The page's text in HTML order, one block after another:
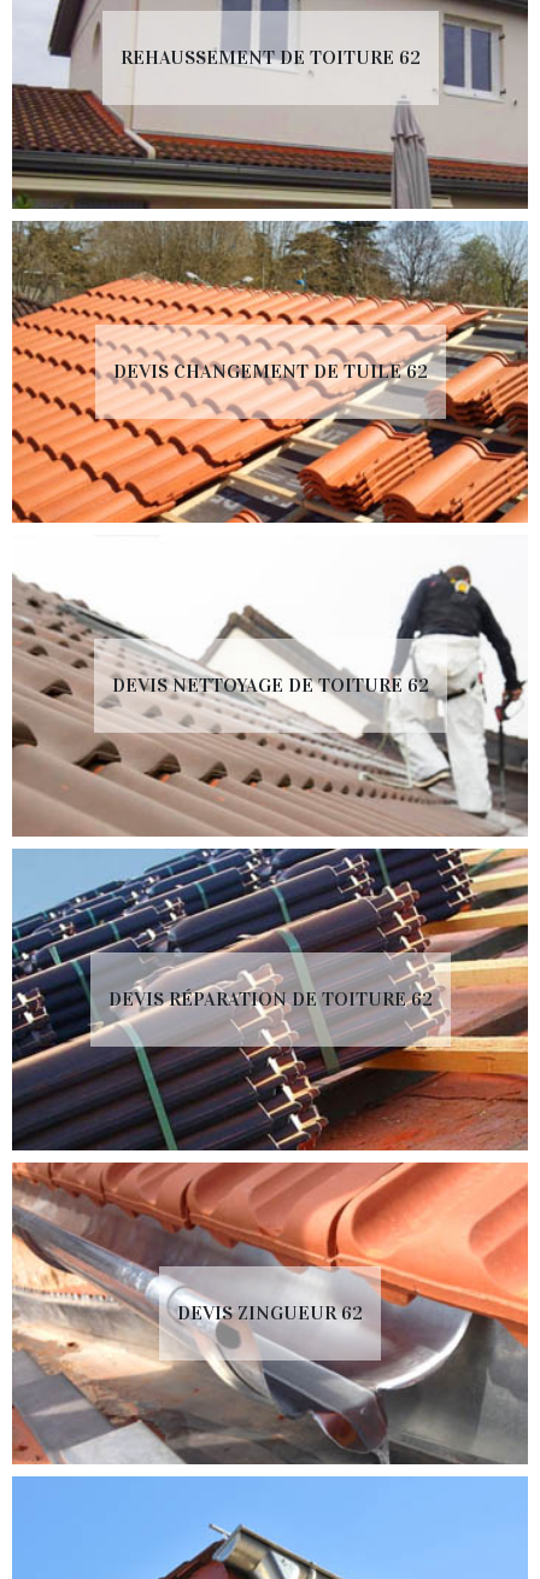
REHAUSSEMENT DE TOITURE 62
DEVIS CHANGEMENT DE TUILE 62
DEVIS NETTOYAGE DE TOITURE 62
DEVIS RÉPARATION DE TOITURE 62
DEVIS ZINGUEUR 62